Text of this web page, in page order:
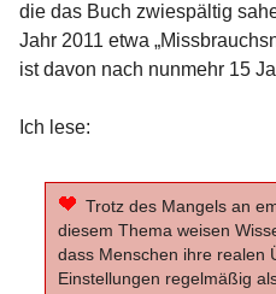
die das Buch zwiespältig
Jahr 2011 etwa
ist davon nach nunmehr 15
Ich lese:
Trotz des Mangels an
diesem Thema weisen
dass Menschen ihre realen
Einstellungen regelmäßig